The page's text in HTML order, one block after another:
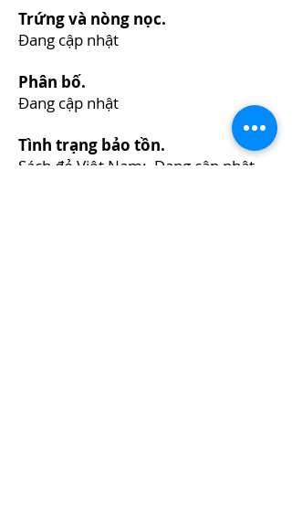
Trứng và nòng nọc.
Đang cập nhật
Phân bố.
Đang cập nhật
Tình trạng bảo tồn.
Sách đỏ Việt Nam: Đang cập nhật